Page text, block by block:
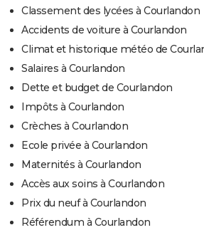
Classement des lycées à Courlandon
Accidents de voiture à Courlandon
Climat et historique météo de
Salaires à Courlandon
Dette et budget de Courlandon
Impôts à Courlandon
Crèches à Courlandon
Ecole privée à Courlandon
Maternités à Courlandon
Accès aux soins à Courlandon
Prix du neuf à Courlandon
Référendum à Courlandon